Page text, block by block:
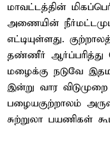
மாவட்டத்தின்
அணையின்
எட்டியுள்ளது.
தண்ணீர் ஆர்ப்பரித்து
மழைக்கு நடுவே
இன்று வார
பழையகுற்றாலம்
சுற்றுலா பயணிகள்